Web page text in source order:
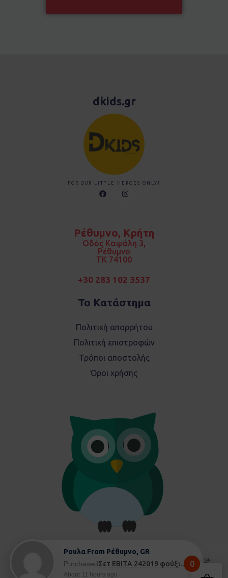
dkids.gr
FOR OUR LITTLE HEROES ONLY!
F
a
o
I
n
r
a
m
Ρέθυμνο, Κρήτη
Οδός Καψάλη 3,
Ρέθυμνο
TK 74100
+30 283 102 3537
Το Κατάστημα
Πολιτική απορρήτου
Πολιτική επιστροφών
Τρόποι αποστολής
Όροι χρήσης
Ρουλα From Ρέθυμνο, GR
Purchased
Σετ EBITA 242019 φούξια - 8 ετών
About 11 hours ago
0